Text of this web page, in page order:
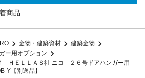
商品
金物・建築資材
建築金物
ー用オプション
ＨＥＬＬＡＳ社 ニコ ２６号ドアハンガー用
Y【別送品】